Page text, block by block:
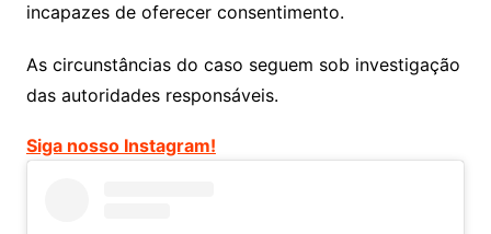
incapazes de oferecer consentimento.
As circunstâncias do caso seguem sob investigação
das autoridades responsáveis.
Siga nosso Instagram!